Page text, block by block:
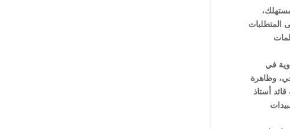
المتطلبات
في
وظاهرة
أستاذ